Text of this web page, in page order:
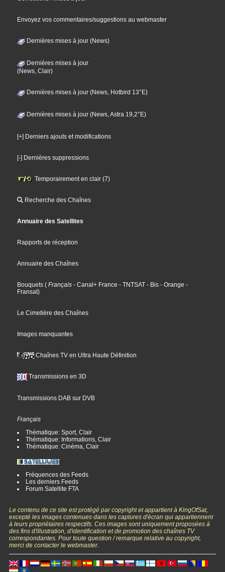
Envoyez vos commentaires/suggestions au webmaster
Dernières mises à jour (News)
Dernières mises à jour
(News, Clair)
Dernières mises à jour (News, Hotbird 13°E)
Dernières mises à jour (News, Astra 19,2°E)
[+] Derniers ajouts et modifications
[-] Dernières suppressions
Temporairement en clair (7)
Recherche des Chaînes
Annuaire des Satellites
Rapports de réception
Annuaire des Chaînes
Bouquets ( Français - Canal+ France - TNTSAT - Bis - Orange -
Fransat)
Le Cimetière des Chaînes
Images manquantes
Chaînes TV en Ultra Haute Définition
Transmissions en 3D
Transmissions DAB sur DVB
Français
Thématique: Sport, Clair
Thématique: Informations, Clair
Thématique: Cinéma, Clair
Fréquences des Feeds
Les derniers Feeds
Forum Satellite FTA
Le contenu de ce site est protégé par copyright et appartient à KingOfSat,
excepté les images contenues dans les captures d'écran qui appartiennent
à leurs propriétaires respectifs. Ces images sont uniquement proposées à
des fins d'illustration, d'identification et de promotion des chaînes TV
correspondantes. Pour toute question / remarque relative au copyright,
merci de contacter le webmaster.